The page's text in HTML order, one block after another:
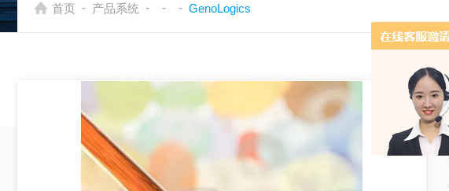
首页 - 产品系统 - - - GenoLogics